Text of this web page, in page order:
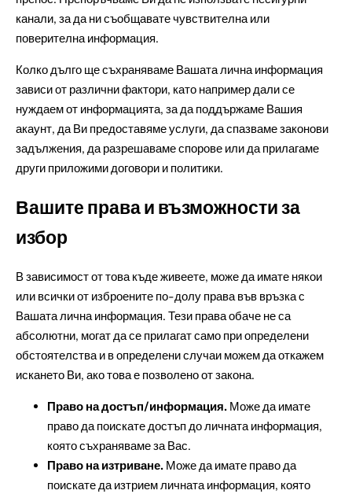
канали, за да ни съобщавате чувствителна или
поверителна информация.
Колко дълго ще съхраняваме Вашата лична информация
зависи от различни фактори, като например дали се
нуждаем от информацията, за да поддържаме Вашия
акаунт, да Ви предоставяме услуги, да спазваме законови
задължения, да разрешаваме спорове или да прилагаме
други приложими договори и политики.
Вашите права и възможности за
избор
В зависимост от това къде живеете, може да имате някои
или всички от изброените по-долу права във връзка с
Вашата лична информация. Тези права обаче не са
абсолютни, могат да се прилагат само при определени
обстоятелства и в определени случаи можем да откажем
искането Ви, ако това е позволено от закона.
Право на достъп/информация. Може да имате
право да поискате достъп до личната информация,
която съхраняваме за Вас.
Право на изтриване. Може да имате право да
поискате да изтрием личната информация, която